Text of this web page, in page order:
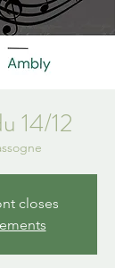
14/12
closes